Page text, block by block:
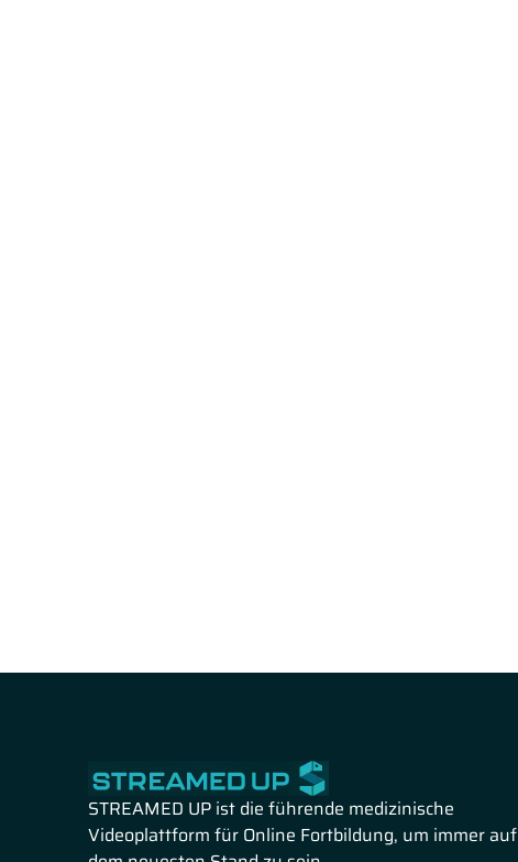
STREAMED UP ist die führende medizinische
Videoplattform für Online Fortbildung, um immer auf